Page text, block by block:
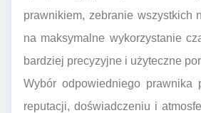
prawnikiem, zebranie wszystkich
na maksymalne wykorzystanie
bardziej precyzyjne i użyteczne
Wybór odpowiedniego
reputacji, doświadczeniu i